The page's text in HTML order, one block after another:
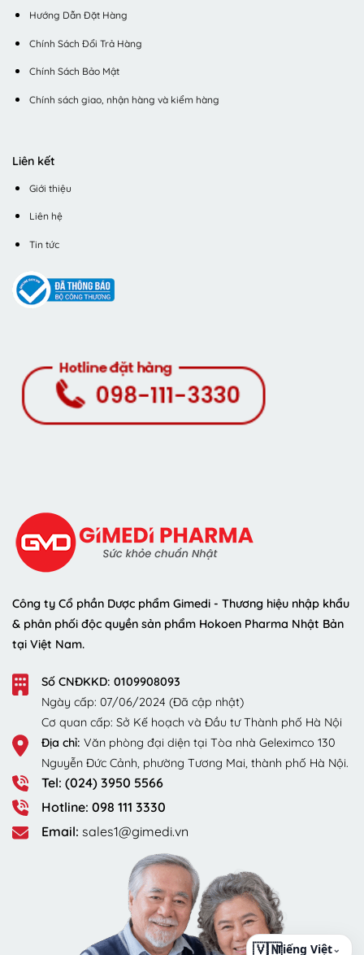
Hướng Dẫn Đặt Hàng
Chính Sách Đổi Trả Hàng
Chính Sách Bảo Mật
Chính sách giao, nhận hàng và kiểm hàng
Liên kết
Giới thiệu
Liên hệ
Tin tức
Công ty Cổ phần Dược phẩm Gimedi - Thương hiệu nhập khẩu
& phân phối độc quyền sản phẩm Hokoen Pharma Nhật Bản
tại Việt Nam.
Số CNĐKKD: 0109908093
Ngày cấp: 07/06/2024 (Đã cập nhật)
Cơ quan cấp: Sở Kế hoạch và Đầu tư Thành phố Hà Nội
Địa chỉ: Văn phòng đại diện tại Tòa nhà Geleximco 130
Nguyễn Đức Cảnh, phường Tương Mai, thành phố Hà Nội.
Tel: (024) 3950 5566
Hotline: 098 111 3330
Email: sales1@gimedi.vn
⌄